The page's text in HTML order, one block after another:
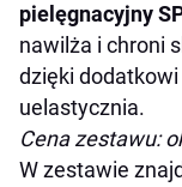
pielęgnacyjny
nawilża i chroni
dzięki
uelastycznia.
Cena zestawu:
W zestawie